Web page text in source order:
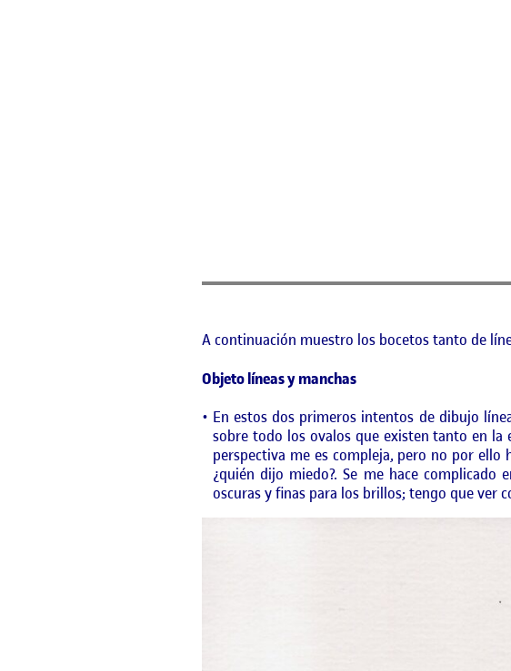
A continuación muestro los bocetos tanto de
Objeto líneas y manchas
En estos dos primeros intentos de dibujo
sobre todo los ovalos que existen tanto en la
perspectiva me es compleja, pero no por
¿quién dijo miedo?. Se me hace
oscuras y finas para los brillos; tengo que ver